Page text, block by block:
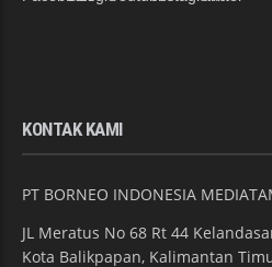
KONTAK KAMI
PT BORNEO INDONESIA
JL Meratus No 68 Rt 44
Kota Balikpapan, Kalimantan